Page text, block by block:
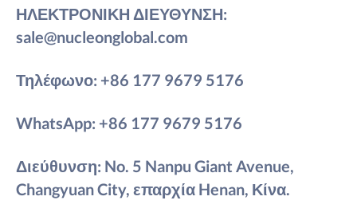
ΗΛΕΚΤΡΟΝΙΚΗ ΔΙΕΥΘΥΝΣΗ:
sale@nucleonglobal.com
Τηλέφωνο: +86 177 9679 5176
WhatsApp: +86 177 9679 5176
Διεύθυνση: No. 5 Nanpu Giant Avenue,
Changyuan City, επαρχία Henan, Κίνα.